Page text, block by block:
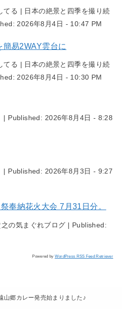
てる | 日本の絶景と四季を撮り続
2026年8月4日 - 10:47 PM
簡易2WAY雲台に
てる | 日本の絶景と四季を撮り続
2026年8月4日 - 10:30 PM
| Published: 2026年8月4日 - 8:28
| Published: 2026年8月3日 - 9:27
奉納花火大会 7月31日分。
の気まぐれブログ | Published:
Powered by WordPress RSS Feed Retriever
郷カレー発売始まりました♪